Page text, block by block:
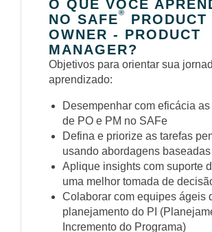
O QUE VOCÊ
NO SAFE®
PRODUCT
OWNER - PRODUCT
MANAGER?
Objetivos para orientar sua
aprendizado:
Desempenhar com eficácia
de PO e PM no SAFe
Defina e priorize as tarefas
usando abordagens
Aplique insights com suporte
uma melhor tomada de
Colaborar com equipes ágeis
planejamento do PI
Incremento do Programa)